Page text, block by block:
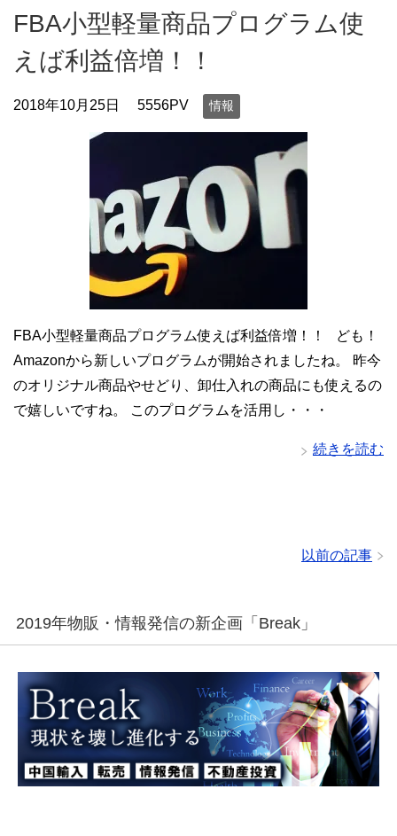
FBA小型軽量商品プログラム使
えば利益倍増！！
2018年10月25日 5556PV 情報
FBA小型軽量商品プログラム使えば利益倍増！！ ども！
Amazonから新しいプログラムが開始されましたね。 昨今
のオリジナル商品やせどり、卸仕入れの商品にも使えるの
で嬉しいですね。 このプログラムを活用し・・・
続きを読む
以前の記事
2019年物販・情報発信の新企画「Break」